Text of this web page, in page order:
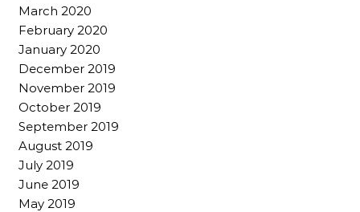
March 2020
February 2020
January 2020
December 2019
November 2019
October 2019
September 2019
August 2019
July 2019
June 2019
May 2019